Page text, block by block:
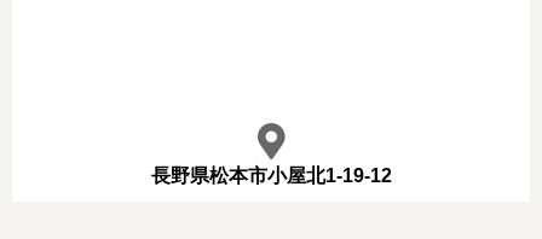
長野県松本市小屋北1-19-12